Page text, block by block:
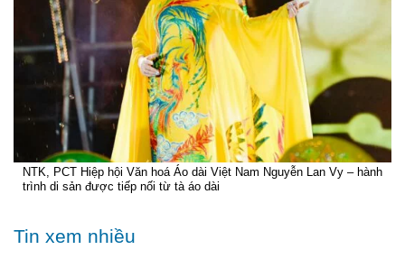
NTK, PCT Hiệp hội Văn hoá Áo dài Việt Nam Nguyễn Lan Vy – hành
trình di sản được tiếp nối từ tà áo dài
Tin xem nhiều